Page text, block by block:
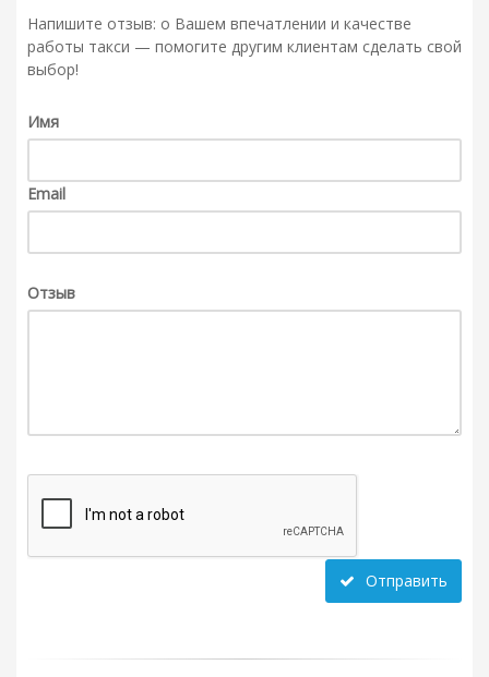
Напишите отзыв: о Вашем впечатлении и качестве
работы такси — помогите другим клиентам сделать свой
выбор!
Имя
Email
Отзыв
Отправить